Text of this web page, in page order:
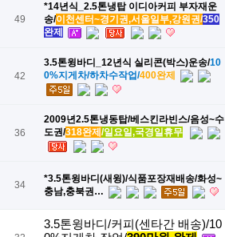
49
*14년식_2.5톤냉탑 이디아커피 부자재운
송/​이천센터~경기권,서울일부,강원권/​350
완제
42
3.5톤윙바디_12년식 실리콘(박스)운송/​10
0%지게차/하차수작업/​400완제
36
2009년2.5톤냉동탑/베스킨라빈스/음성~수
도권/​318완제 ​/일요일,국경일휴무
34
​*3.5톤윙바디(새윙)/식품포장재배송/화성~
충남,충북권…
3.5톤윙바디/커피(센타간 배송)/10